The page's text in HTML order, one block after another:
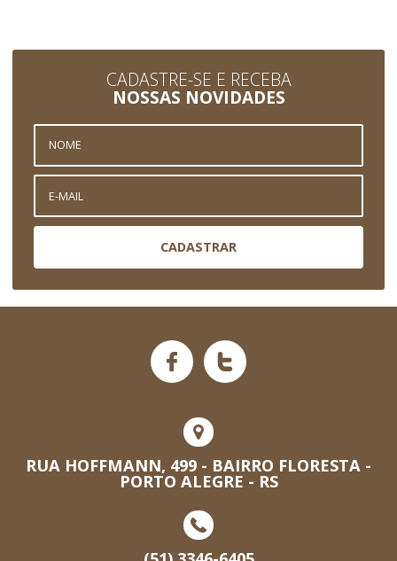
CADASTRE-SE E RECEBA
NOSSAS NOVIDADES
CADASTRAR
RUA HOFFMANN, 499 - BAIRRO FLORESTA -
PORTO ALEGRE - RS